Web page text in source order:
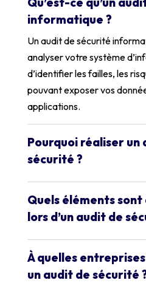
informatique ?
Un audit de sécurité
analyser votre système
d’identifier les failles, les
pouvant exposer vos
applications.
Pourquoi réaliser un
sécurité ?
Quels éléments sont
lors d’un audit de
À quelles entreprises
un audit de sécurité